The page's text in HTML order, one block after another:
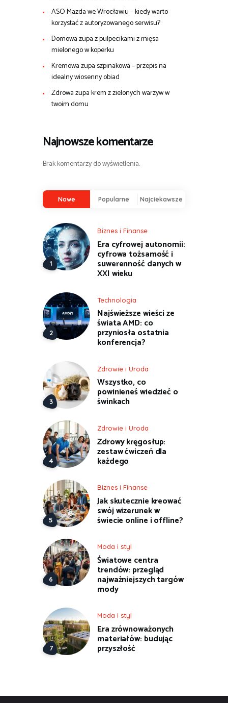
ASO Mazda we Wrocławiu – kiedy warto
korzystać z autoryzowanego serwisu?
Domowa zupa z pulpecikami z mięsa
mielonego w koperku
Kremowa zupa szpinakowa – przepis na
idealny wiosenny obiad
Zdrowa zupa krem z zielonych warzyw w
twoim domu
Najnowsze komentarze
Brak komentarzy do wyświetlenia.
Nowe Popularne Najciekawsze
Biznes i Finanse
Era cyfrowej autonomii:
cyfrowa tożsamość i
suwerenność danych w
XXI wieku
Technologia
Najświeższe wieści ze
świata AMD: co
przyniosła ostatnia
konferencja?
Zdrowie i Uroda
Wszystko, co
powinieneś wiedzieć o
świnkach
Zdrowie i Uroda
Zdrowy kręgosłup:
zestaw ćwiczeń dla
każdego
Biznes i Finanse
Jak skutecznie kreować
swój wizerunek w
świecie online i offline?
Moda i styl
Światowe centra
trendów: przegląd
najważniejszych targów
mody
Moda i styl
Era zrównoważonych
materiałów: budując
przyszłość